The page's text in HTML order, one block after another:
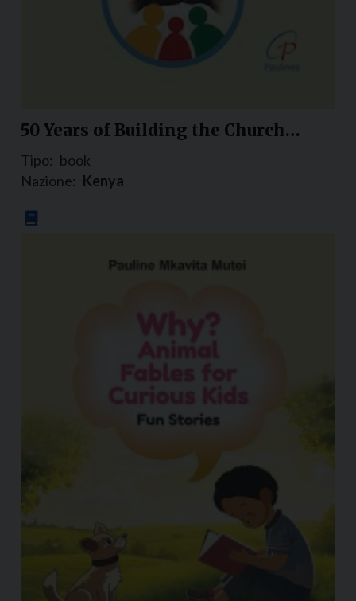
50 Years of Building the Church…
Tipo: book
Nazione: Kenya